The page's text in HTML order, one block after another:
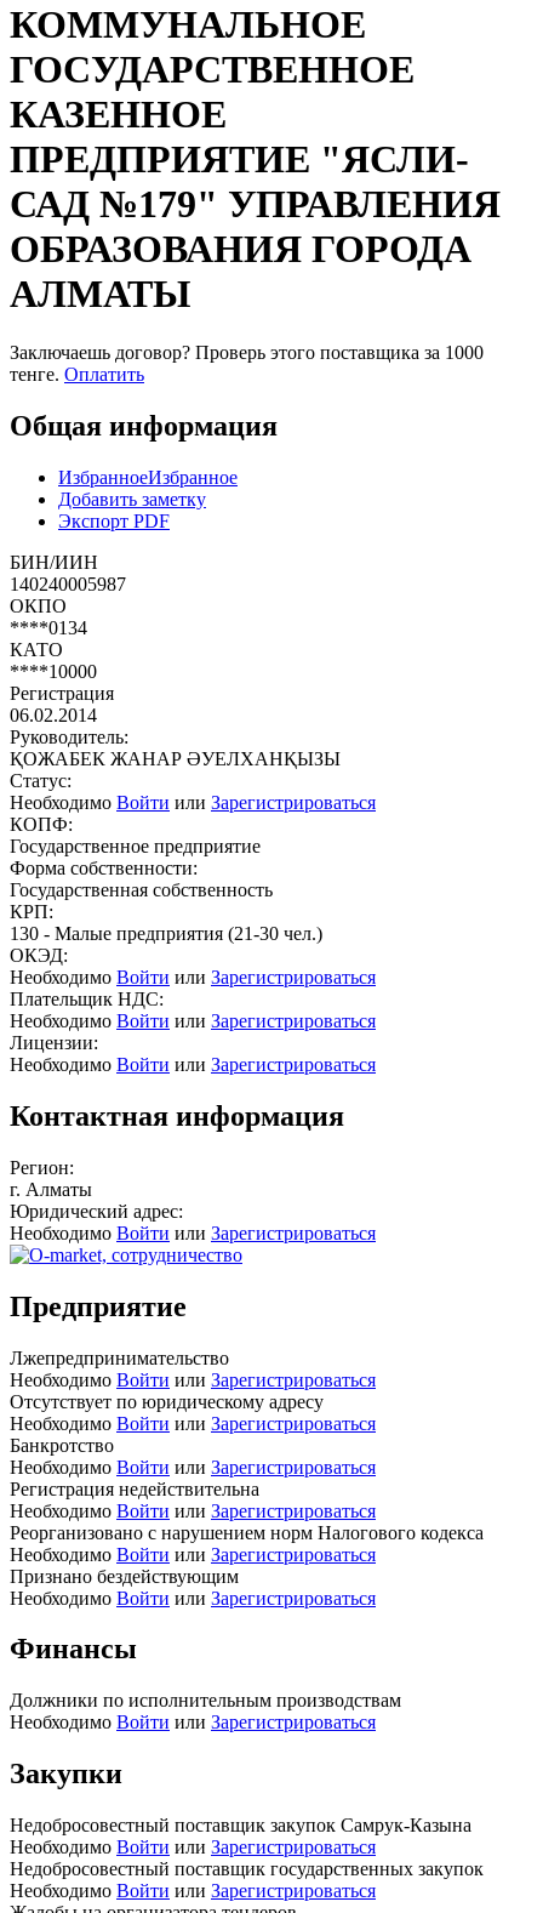
КОММУНАЛЬНОЕ
ГОСУДАРСТВЕННОЕ
КАЗЕННОЕ
ПРЕДПРИЯТИЕ "ЯСЛИ-
САД №179" УПРАВЛЕНИЯ
ОБРАЗОВАНИЯ ГОРОДА
АЛМАТЫ
Заключаешь договор? Проверь этого поставщика за 1000
тенге. Оплатить
Общая информация
ИзбранноеИзбранное
Добавить заметку
Экспорт PDF
БИН/ИИН
140240005987
ОКПО
****0134
КАТО
****10000
Регистрация
06.02.2014
Руководитель:
ҚОЖАБЕК ЖАНАР ӘУЕЛХАНҚЫЗЫ
Статус:
Необходимо Войти или Зарегистрироваться
КОПФ:
Государственное предприятие
Форма собственности:
Государственная собственность
КРП:
130 - Малые предприятия (21-30 чел.)
ОКЭД:
Необходимо Войти или Зарегистрироваться
Плательщик НДС:
Необходимо Войти или Зарегистрироваться
Лицензии:
Необходимо Войти или Зарегистрироваться
Контактная информация
Регион:
г. Алматы
Юридический адрес:
Необходимо Войти или Зарегистрироваться
Предприятие
Лжепредпринимательство
Необходимо Войти или Зарегистрироваться
Отсутствует по юридическому адресу
Необходимо Войти или Зарегистрироваться
Банкротство
Необходимо Войти или Зарегистрироваться
Регистрация недействительна
Необходимо Войти или Зарегистрироваться
Реорганизовано с нарушением норм Налогового кодекса
Необходимо Войти или Зарегистрироваться
Признано бездействующим
Необходимо Войти или Зарегистрироваться
Финансы
Должники по исполнительным производствам
Необходимо Войти или Зарегистрироваться
Закупки
Недобросовестный поставщик закупок Самрук-Казына
Необходимо Войти или Зарегистрироваться
Недобросовестный поставщик государственных закупок
Необходимо Войти или Зарегистрироваться